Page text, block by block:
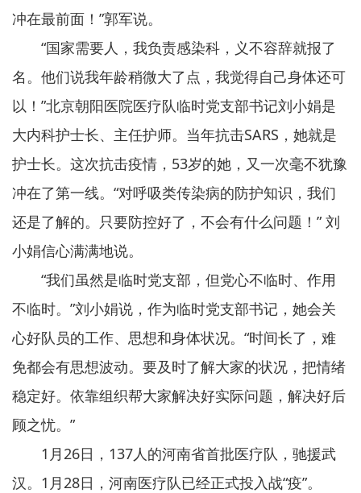
冲在最前面！”郭军说。
“国家需要人，我负责感染科，义不容辞就报了
名。他们说我年龄稍微大了点，我觉得自己身体还可
以！”北京朝阳医院医疗队临时党支部书记刘小娟是
大内科护士长、主任护师。当年抗击SARS，她就是
护士长。这次抗击疫情，53岁的她，又一次毫不犹豫
冲在了第一线。“对呼吸类传染病的防护知识，我们
还是了解的。只要防控好了，不会有什么问题！” 刘
小娟信心满满地说。
“我们虽然是临时党支部，但党心不临时、作用
不临时。”刘小娟说，作为临时党支部书记，她会关
心好队员的工作、思想和身体状况。“时间长了，难
免都会有思想波动。要及时了解大家的状况，把情绪
稳定好。依靠组织帮大家解决好实际问题，解决好后
顾之忧。”
1月26日，137人的河南省首批医疗队，驰援武
汉。1月28日，河南医疗队已经正式投入战“疫”。